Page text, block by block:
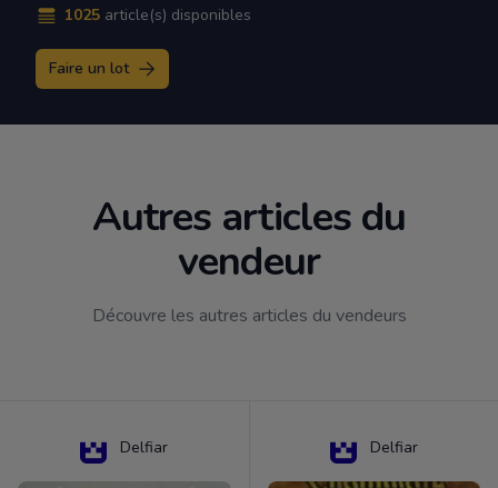
1025 article(s) disponibles
Faire un lot
Autres articles du
vendeur
Découvre les autres articles du vendeurs
Delfiar Delfiar